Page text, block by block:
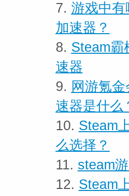
7. 游戏中
加速器？
8. Steam霸
速器
9. 网游氪
速器是什么
10. Steam
么选择？
11. steam
12. Steam